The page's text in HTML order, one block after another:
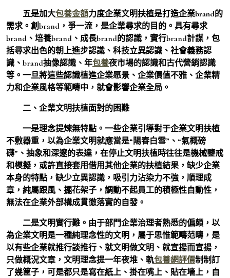
五是加大包養金額力度企業文明扶植是打造企業brand的
需求。 創brand，爭一流，是企業尋求的目的。具有尋求
brand、培養brand、成長brand的認識，實行brand計謀，包
括尋求出色的朝上進步認識、科技立異認識、社會義務認
識、brand抽像認識、年包養夜市場的認識和古代營銷認識
等。一旦將這些認識植進企業愿景、企業價值不雅、企業精
力和企業風格等範疇中，就會影響企業全局。
二、企業文明扶植面對的困難
一是理念提煉無特點。 一些企業引導對于企業文明扶植
不敷器重，以為企業文明就應當是“陽春白雪”、“氣概磅
礴”、抽象和深邃的表達，在停止文明扶植時往往是機械鑒戒
和模擬，或許直接套用借用其他企業的扶植結果，缺少企業
本身的特點，缺少立異認識，吸引力沾染力不強，順理成
章，純屬跟風、擺花架子，調動不起員工的積極性自動性，
無法在企業外部構成貫徹落實的自發。
二是文明實行難。 由于部門企業治理者熟悉的偏頗，以
為企業文明是一種純理念性的文明，屬于思惟範疇范疇，是
以有些企業就推行談推行、就文明做文明、就宣揚而宣揚，
只做概況文章，文明理念提一年夜堆、軌包養網評價制制訂
了幾筐子，可是都只是寫在紙上、掛在嘴上、貼在墻上，自